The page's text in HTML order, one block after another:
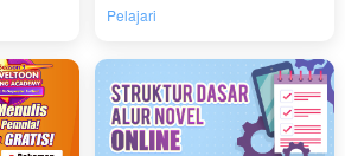
Pelajari